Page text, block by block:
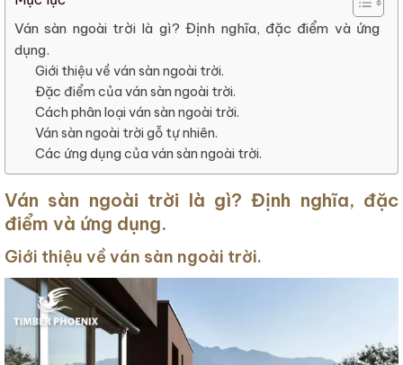
Ván sàn ngoài trời là gì? Định nghĩa, đặc điểm và ứng
dụng.
Giới thiệu về ván sàn ngoài trời.
Đặc điểm của ván sàn ngoài trời.
Cách phân loại ván sàn ngoài trời.
Ván sàn ngoài trời gỗ tự nhiên.
Các ứng dụng của ván sàn ngoài trời.
Ván sàn ngoài trời là gì? Định nghĩa, đặc
điểm và ứng dụng.
Giới thiệu về ván sàn ngoài trời.